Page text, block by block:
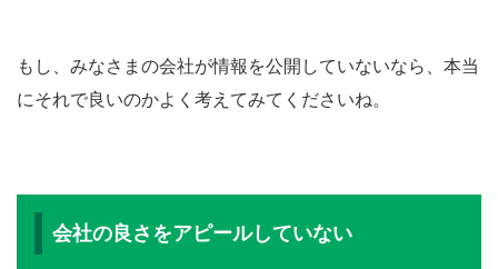
もし、みなさまの会社が情報を公開していないなら、本当
にそれで良いのかよく考えてみてくださいね。
会社の良さをアピールしていない